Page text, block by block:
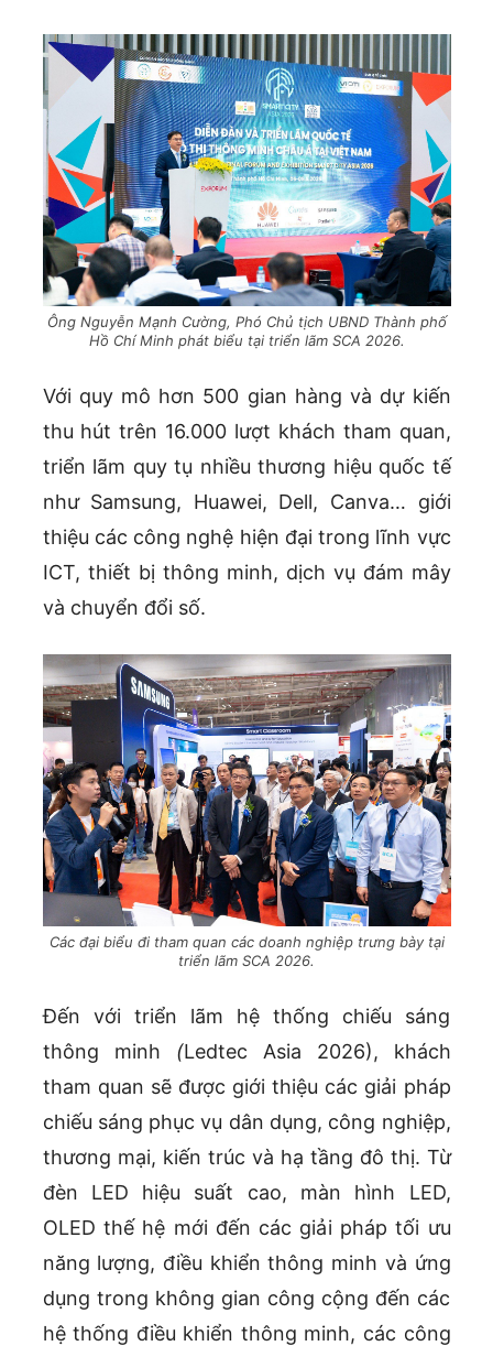
Ông Nguyễn Mạnh Cường, Phó Chủ tịch UBND Thành phố
Hồ Chí Minh phát biểu tại triển lãm SCA 2026.
Với quy mô hơn 500 gian hàng và dự kiến
thu hút trên 16.000 lượt khách tham quan,
triển lãm quy tụ nhiều thương hiệu quốc tế
như Samsung, Huawei, Dell, Canva… giới
thiệu các công nghệ hiện đại trong lĩnh vực
ICT, thiết bị thông minh, dịch vụ đám mây
và chuyển đổi số.
Các đại biểu đi tham quan các doanh nghiệp trưng bày tại
triển lãm SCA 2026.
Đến với triển lãm hệ thống chiếu sáng
thông minh (Ledtec Asia 2026), khách
tham quan sẽ được giới thiệu các giải pháp
chiếu sáng phục vụ dân dụng, công nghiệp,
thương mại, kiến trúc và hạ tầng đô thị. Từ
đèn LED hiệu suất cao, màn hình LED,
OLED thế hệ mới đến các giải pháp tối ưu
năng lượng, điều khiển thông minh và ứng
dụng trong không gian công cộng đến các
hệ thống điều khiển thông minh, các công